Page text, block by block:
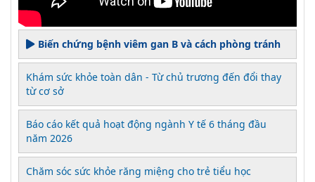
Biến chứng bệnh viêm gan B và cách phòng tránh
Khám sức khỏe toàn dân - Từ chủ trương đến đổi thay
từ cơ sở
Báo cáo kết quả hoạt động ngành Y tế 6 tháng đầu
năm 2026
Chăm sóc sức khỏe răng miệng cho trẻ tiểu học